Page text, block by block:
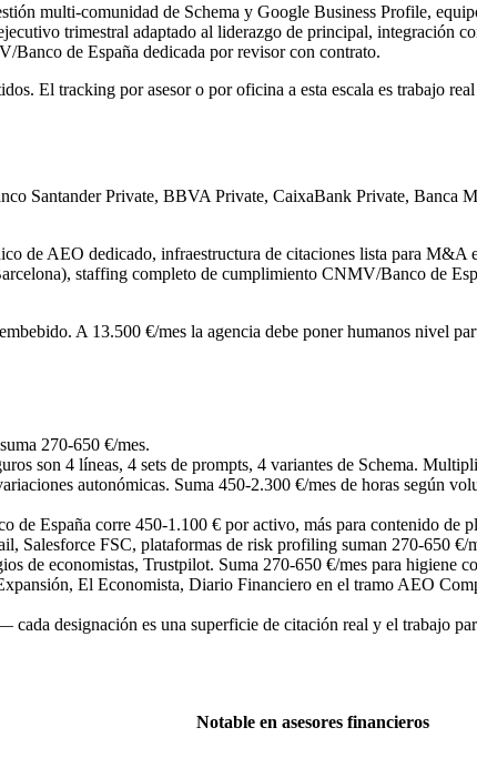
multi-comunidad de Schema y Google Business Profile,
trimestral adaptado al liderazgo de principal, integración
de España dedicada por revisor con contrato.
El tracking por asesor o por oficina a esta escala es trabajo
Santander Private, BBVA Private, CaixaBank Private, Banca
de AEO dedicado, infraestructura de citaciones lista para M&A
staffing completo de cumplimiento CNMV/Banco de
A 13.500 €/mes la agencia debe poner humanos nivel
270-650 €/mes.
son 4 líneas, 4 sets de prompts, 4 variantes de Schema.
autonómicas. Suma 450-2.300 €/mes de horas según
de España corre 450-1.100 € por activo, más para contenido de
Salesforce FSC, plataformas de risk profiling suman 270-650 €/
de economistas, Trustpilot. Suma 270-650 €/mes para higiene
El Economista, Diario Financiero en el tramo AEO
designación es una superficie de citación real y el trabajo
Notable en asesores financieros